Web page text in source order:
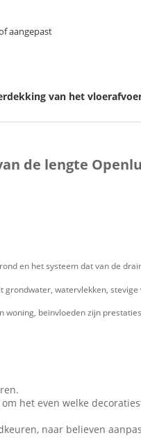
aangepast
van het
de lengte
en het systeem dat van de
grondwater, watervlekken,
beïnvloeden zijn
het even welke
naar believen